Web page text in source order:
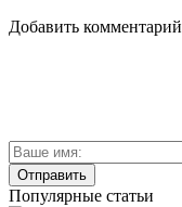
Добавить комментарий
Популярные статьи